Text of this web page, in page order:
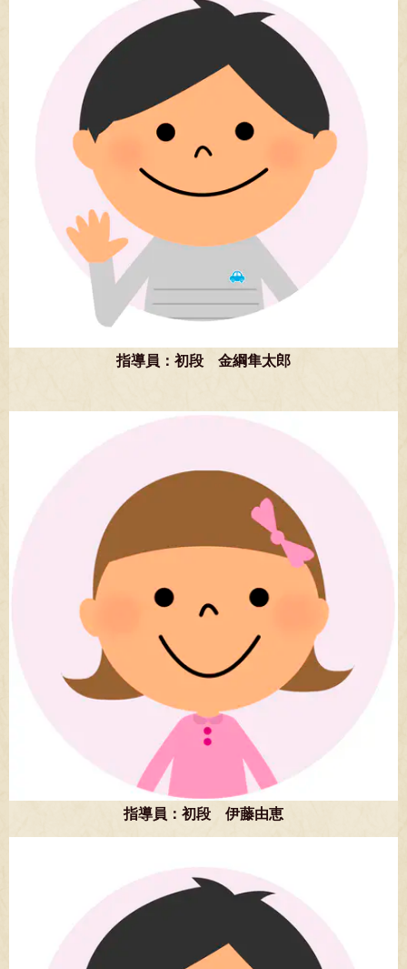
指導員：初段 金綱隼太郎
指導員：初段 伊藤由恵